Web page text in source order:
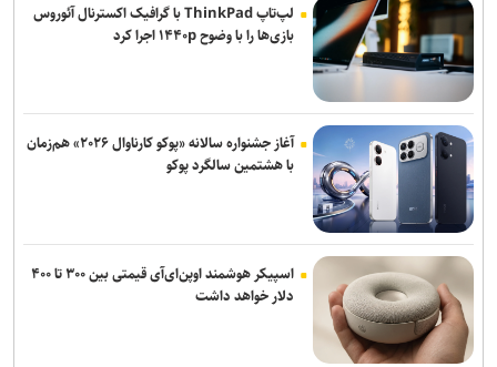
لپ‌تاپ ThinkPad با گرافیک اکسترنال آئوروس
بازی‌ها را با وضوح ۱۴۴۰p اجرا کرد
آغاز جشنواره سالانه «پوکو کارناوال ۲۰۲۶» هم‌زمان
با هشتمین سالگرد پوکو
اسپیکر هوشمند اوپن‌ای‌آی قیمتی بین ۳۰۰ تا ۴۰۰
دلار خواهد داشت